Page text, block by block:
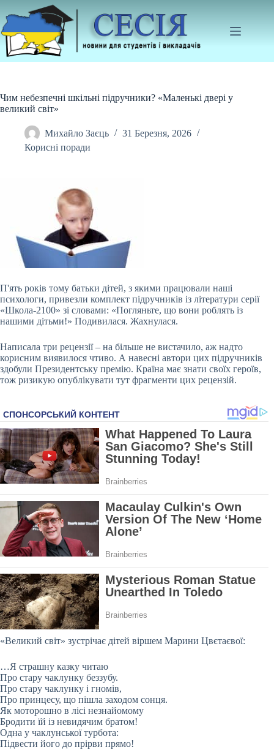
до
вмісту
Чим небезпечні шкільні підручники? «Маленькі двері у
великий світ»
Михайло Заєць
31 Березня, 2026
Корисні поради
П'ять років тому батьки дітей, з якими працювали наші
психологи, привезли комплект підручників із літератури серії
«Школа-2100» зі словами: «Погляньте, що вони роблять із
нашими дітьми!» Подивилася. Жахнулася.
Написала три рецензії – на більше не вистачило, аж надто
корисним виявилося чтиво. А навесні автори цих підручників
здобули Президентську премію. Країна має знати своїх героїв,
тож ризикую опублікувати тут фрагменти цих рецензій.
«Великий світ» зустрічає дітей віршем Марини Цвєтаєвої:
…Я страшну казку читаю
Про стару чаклунку беззубу.
Про стару чаклунку і гномів,
Про принцесу, що пішла заходом сонця.
Як моторошно в лісі незнайомому
Бродити їй із невидячим братом!
Одна у чаклунської турбота:
Підвести його до прірви прямо!